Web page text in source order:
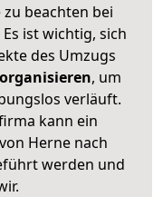
beachten bei
ist wichtig, sich
des Umzugs
organisieren, um
verläuft.
kann ein
Herne nach
werden und